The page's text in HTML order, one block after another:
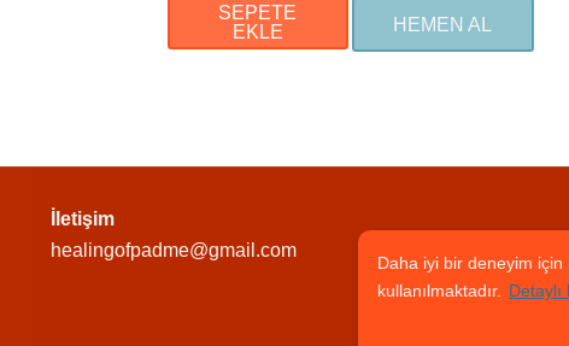
SEPETE
EKLE
HEMEN AL
İletişim
healingofpadme@gmail.com
Daha iyi bir deneyim
kullanılmaktadır.
Detaylı